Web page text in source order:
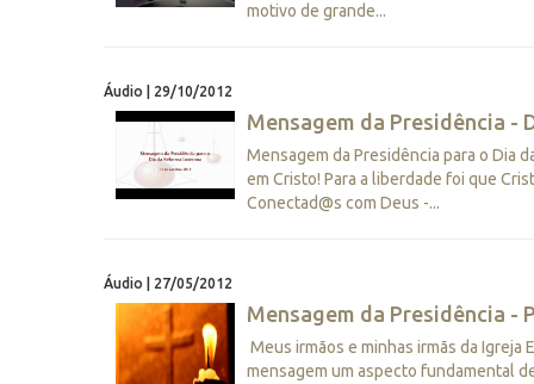
motivo de grande...
Áudio | 29/10/2012
Mensagem da Presidência -
Mensagem da Presidência para o Dia
em Cristo! Para a liberdade foi que
Conectad@s com Deus -...
Áudio | 27/05/2012
Mensagem da Presidência -
Meus irmãos e minhas irmãs da
mensagem um aspecto fundamental